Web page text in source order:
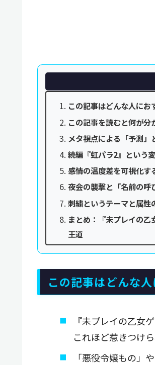
この記事はどんな人にお
この記事を読むと何が分
メタ視点による「予測
続編『虹パラ2』という
感情の温度差を可視化
夜会の襲撃と「名前の呼
刺繍というテーマと属性
まとめ：『未プレイの
王道
この記事はどんな
『未プレイの乙女
これほど惹きつけ
「悪役令嬢もの」